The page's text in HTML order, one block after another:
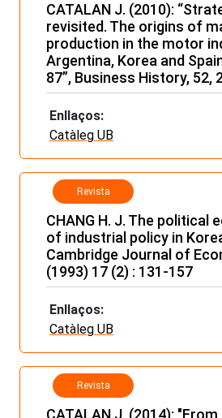
CATALAN J. (2010):
revisited. The origins of
production in the motor
Argentina, Korea and
87”, Business History, 52,
Enllaços:
Catàleg UB
Revista
CHANG H. J. The political
of industrial policy in
Cambridge Journal of
(1993) 17 (2) : 131-157
Enllaços:
Catàleg UB
Revista